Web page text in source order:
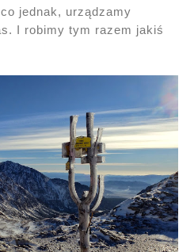
jednak, urządzamy
I robimy tym razem jakiś